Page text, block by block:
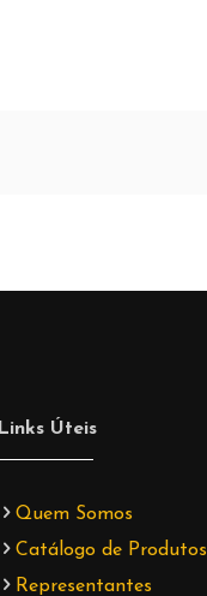
Links Úteis
Quem Somos
Catálogo de Produtos
Representantes